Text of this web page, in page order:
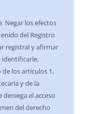
Negar los efectos
del Registro
registral y afirmar
identificarle,
los artículos 1,
y de la
el acceso
del derecho